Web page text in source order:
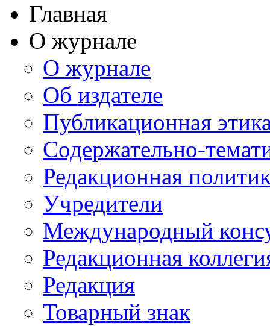
Главная
О журнале
О журнале
Об издателе
Публикационная
Содержательно-
Редакционная
Учредители
Международный
Редакционная
Редакция
Товарный знак